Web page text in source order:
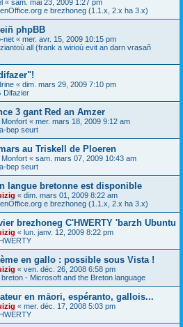
« sam. mai 23, 2009 1:27 pm
e brezhoneg (1.1.x, 2.x ha 3.x)
phpBB
net « mer. avr. 15, 2009 10:15 pm
all (frank a wirioù evit an darn vrasañ
« dim. mars 29, 2009 7:10 pm
Difazier
3 gant Red an Amzer
Monfort « mer. mars 18, 2009 9:12 am
bep seurt
au Triskell de Ploeren
Monfort « sam. mars 07, 2009 10:43 am
bep seurt
langue bretonne est disponible
« dim. mars 01, 2009 8:22 am
e brezhoneg (1.1.x, 2.x ha 3.x)
brezhoneg C'HWERTY 'barzh Ubuntu
« lun. janv. 12, 2009 8:22 pm
en gallo : possible sous Vista !
« ven. déc. 26, 2008 6:58 pm
- Microsoft and the Breton language
en māori, espéranto, gallois...
« mer. déc. 17, 2008 5:03 pm